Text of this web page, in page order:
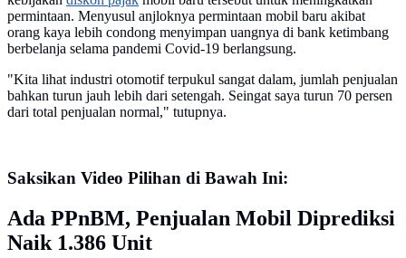
permintaan. Menyusul anjloknya permintaan mobil baru akibat
orang kaya lebih condong menyimpan uangnya di bank ketimbang
berbelanja selama pandemi Covid-19 berlangsung.
"Kita lihat industri otomotif terpukul sangat dalam, jumlah penjualan
bahkan turun jauh lebih dari setengah. Seingat saya turun 70 persen
dari total penjualan normal," tutupnya.
Saksikan Video Pilihan di Bawah Ini:
Ada PPnBM, Penjualan Mobil Diprediksi
Naik 1.386 Unit